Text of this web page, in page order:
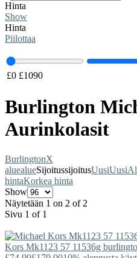
Hinta
Show
Hinta
Piilottaa
£0 £1090
Burlington
Aurinkolasit
BurlingtonX
aluealueSijoitussijoitusUusiUusi
hintaKorkea hinta
Show
Näytetään 1 on 2 of 2
Sivu 1 of 1
Kors Mk1123 57 11536g